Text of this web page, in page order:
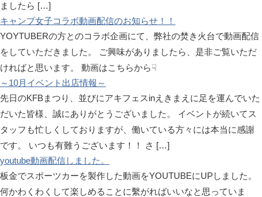
ましたら […]
キャンプ女子コラボ動画配信のお知らせ！！
YOYTUBERの方とのコラボ企画にて、弊社の焚き火台で動画配信
をしていただきました。 ご興味がありましたら、是非ご覧いただ
ければと思います。 動画はこちらから☟
～10月イベント出店情報～
先日のKFBまつり、並びにアキフェスinえきまえに足を運んでいた
だいた皆様、誠にありがとうございました。 イベントが続いてス
タッフも忙しくしておりますが、働いている方々には本当に感謝
です。 いつも有難うございます！！ さ […]
youtube動画配信しました。
板金でスポーツカーを製作した動画をYOUTUBEにUPしました。
何かわくわくして楽しめることに繫がればいいなと思っていま